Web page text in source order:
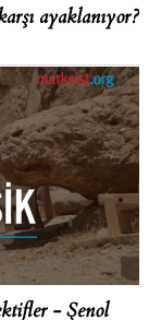
ayaklanıyor?
- Şenol